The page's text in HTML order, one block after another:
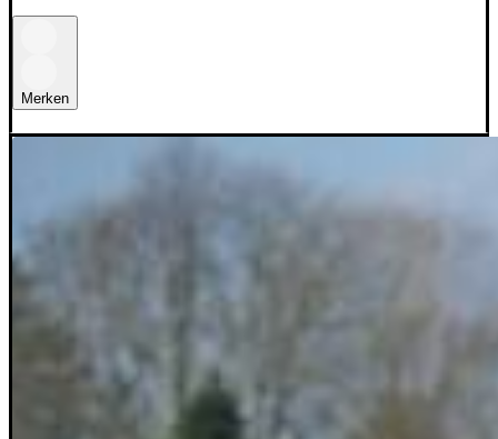
Merken